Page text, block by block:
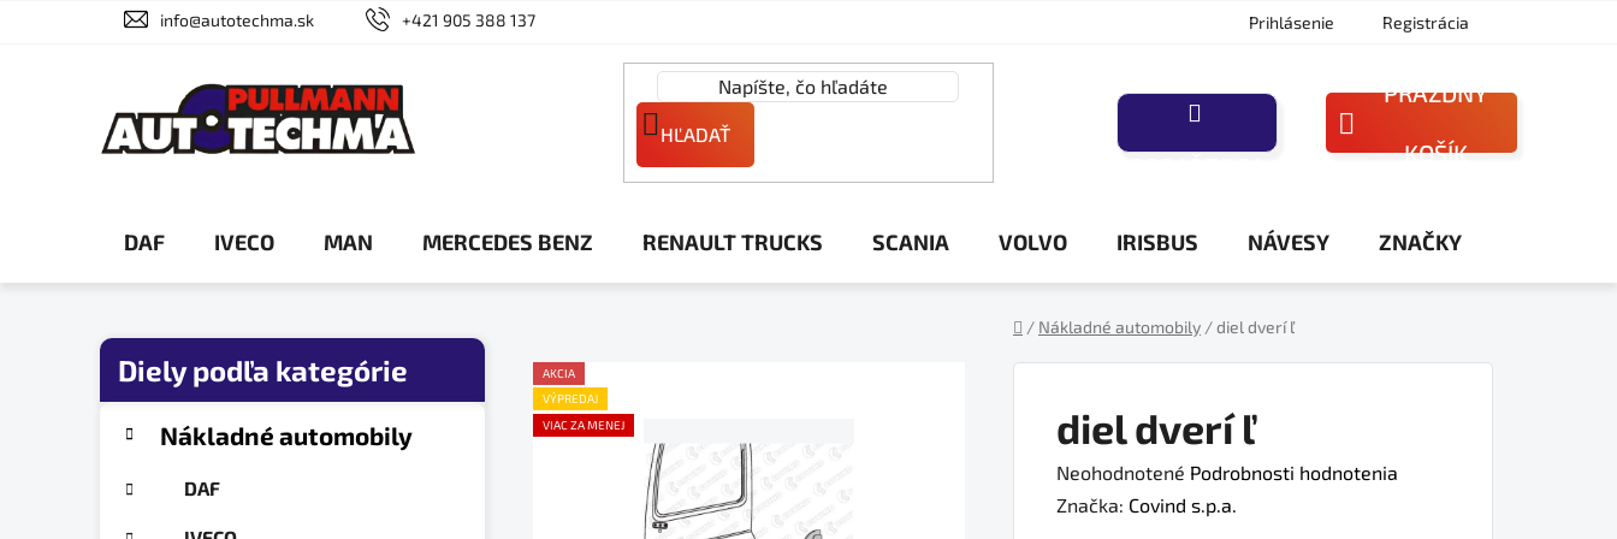
info@autotechma.sk +421 905 388 137 Prihlásenie Registrácia
HĽADAŤ
NÁKUPNÝ
PRÁZDNY
KOŠÍK
DAF IVECO MAN MERCEDES BENZ RENAULT TRUCKS SCANIA VOLVO IRISBUS NÁVESY ZNAČKY
/ Nákladné automobily /diel dverí ľ
B
kategórieNákladné automobily
DAF
diel dverí ľ
Priemerné
hodnotenie
Neohodnotené Podrobnosti hodnotenia
Značka: Covind s.p.a.
AKCIA
VÝPREDAJ
VIAC ZA MENEJ